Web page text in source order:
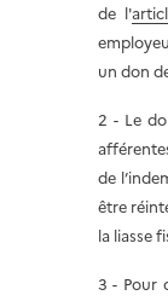
de l'
un don
2 - Le
de
être
la liasse
3 - Pour